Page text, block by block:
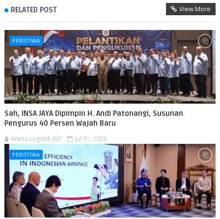
RELATED POST View More
PERISTIWA
Sah, INSA JAYA Dipimpin H. Andi Patonangi, Susunan
Pengurus 40 Persen Wajah Baru
Warta Logistik 001 Jul 31, 2026
PERISTIWA